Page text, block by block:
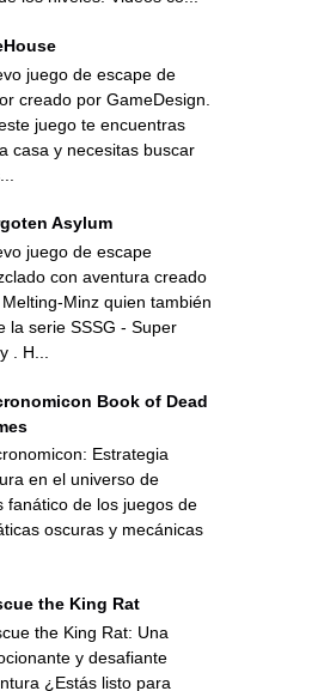
juego de escape de
creado por GameDesign.
juego te encuentras
casa y necesitas buscar
Asylum
juego de escape
con aventura creado
Minz quien también
la serie SSSG - Super
. H...
Book of Dead
Estrategia
en el universo de
fanático de los juegos de
oscuras y mecánicas
the King Rat
the King Rat: Una
y desafiante
¿Estás listo para